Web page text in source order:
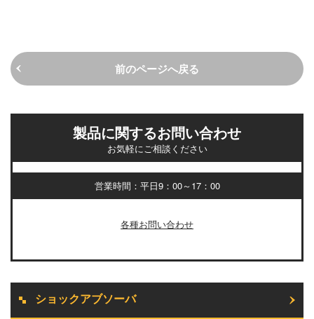
前のページへ戻る
製品に関するお問い合わせ
お気軽にご相談ください
営業時間：平日9：00～17：00
各種お問い合わせ
ショックアブソーバ